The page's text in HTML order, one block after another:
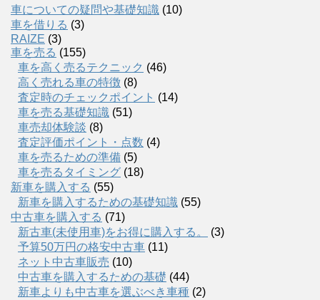
車についての疑問や基礎知識 (10)
車を借りる (3)
RAIZE (3)
車を売る (155)
車を高く売るテクニック (46)
高く売れる車の特徴 (8)
査定時のチェックポイント (14)
車を売る基礎知識 (51)
車売却体験談 (8)
査定評価ポイント・点数 (4)
車を売るための準備 (5)
車を売るタイミング (18)
新車を購入する (55)
新車を購入するための基礎知識 (55)
中古車を購入する (71)
新古車(未使用車)をお得に購入する。
(3)
予算50万円の格安中古車 (11)
ネット中古車販売 (10)
中古車を購入するための基礎 (44)
新車よりも中古車を選ぶべき車種 (2)